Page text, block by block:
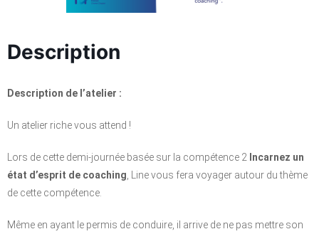
Description
Description de l’atelier :
Un atelier riche vous attend !
Lors de cette demi-journée basée sur la compétence 2 Incarnez un
état d’esprit de coaching , Line vous fera voyager autour du thème
de cette compétence.
Même en ayant le permis de conduire, il arrive de ne pas mettre son